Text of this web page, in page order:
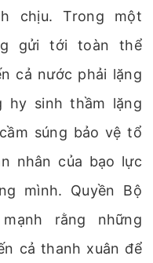
chịu. Trong một
gửi tới toàn thể
cả nước phải lặng
hy sinh thầm lặng
súng bảo vệ tổ
nhân của bạo lực
mình. Quyền Bộ
rằng những
cả thanh xuân để